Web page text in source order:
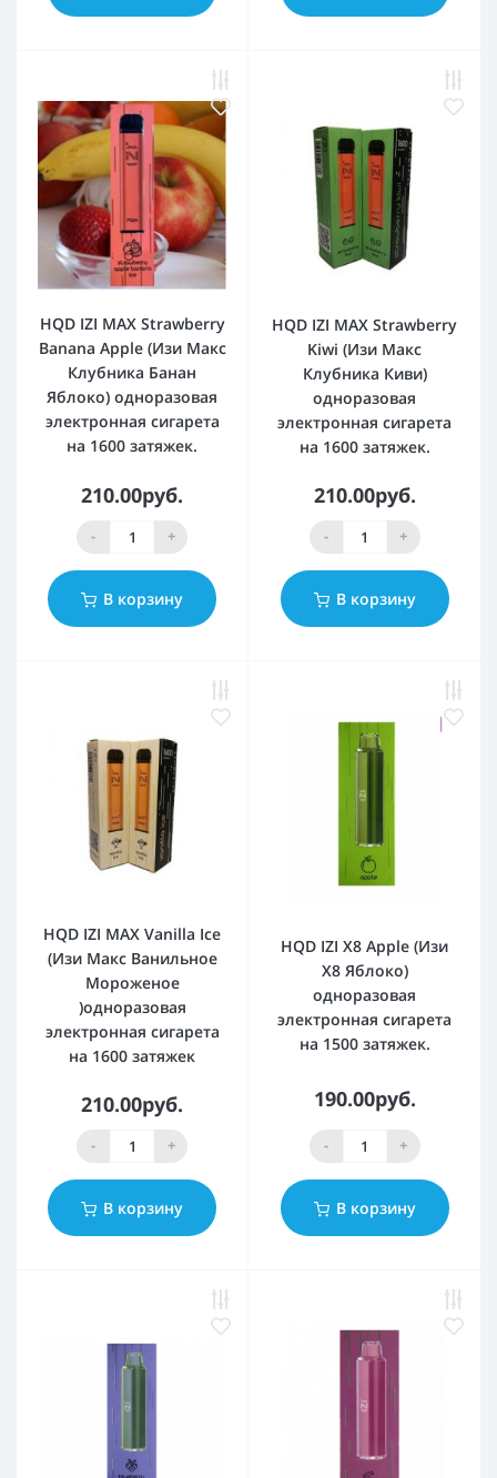
HQD IZI MAX Strawberry
Banana Apple (Изи Макс
Клубника Банан
Яблоко) одноразовая
электронная сигарета
на 1600 затяжек.
210.00руб.
- +
В корзину
HQD IZI MAX Strawberry
Kiwi (Изи Макс
Клубника Киви)
одноразовая
электронная сигарета
на 1600 затяжек.
210.00руб.
- +
В корзину
HQD IZI MAX Vanilla Ice
(Изи Макс Ванильное
Мороженое
)одноразовая
электронная сигарета
на 1600 затяжек
210.00руб.
- +
В корзину
HQD IZI X8 Apple (Изи
Х8 Яблоко)
одноразовая
электронная сигарета
на 1500 затяжек.
190.00руб.
- +
В корзину